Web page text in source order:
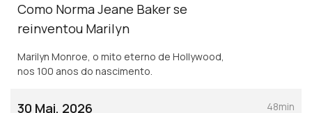
Como Norma Jeane Baker se
reinventou Marilyn
Marilyn Monroe, o mito eterno de Hollywood,
nos 100 anos do nascimento.
30 Mai, 2026 48min